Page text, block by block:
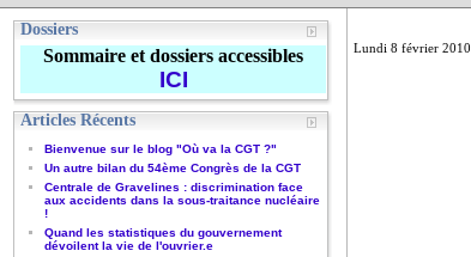
Dossiers
Sommaire et dossiers accessibles
ICI
Articles Récents
Bienvenue sur le blog "Où va la CGT ?"
Un autre bilan du 54ème Congrès de la CGT
Centrale de Gravelines : discrimination face
aux accidents dans la sous-traitance nucléaire
!
Quand les statistiques du gouvernement
dévoilent la vie de l'ouvrier.e
Lundi 8 février 2010